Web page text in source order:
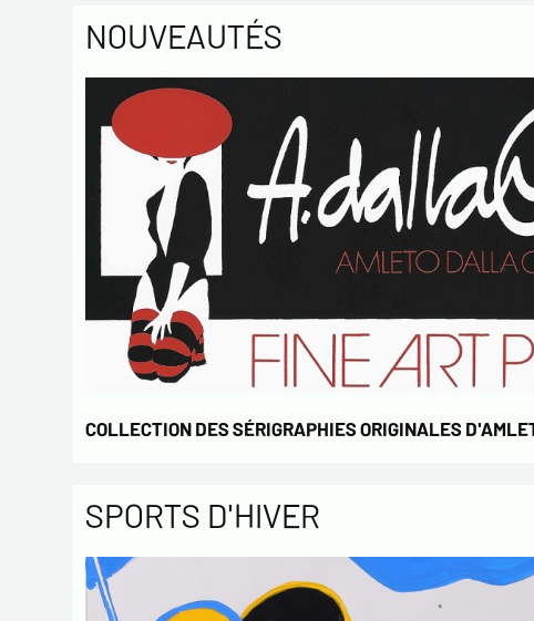
NOUVEAUTÉS
COLLECTION DES SÉRIGRAPHIES ORIGINALES
SPORTS D'HIVER